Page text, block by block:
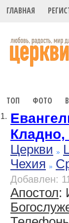
ГЛАВНАЯ
ТОП ФОТО
1.
Кладно,
Церкви
Чехия
Добавлен:
Апостол: